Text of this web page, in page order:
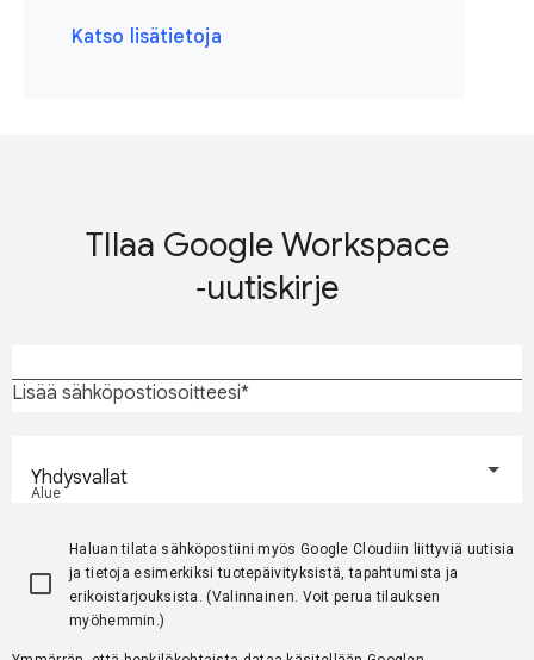
Katso lisätietoja
TIlaa Google Workspace
‑uutiskirje
Lisää sähköpostiosoitteesi
Alue
Yhdysvallat
Haluan tilata sähköpostiini myös Google Cloudiin liittyviä uutisia
ja tietoja esimerkiksi tuotepäivityksistä, tapahtumista ja
erikoistarjouksista. (Valinnainen. Voit perua tilauksen
myöhemmin.)